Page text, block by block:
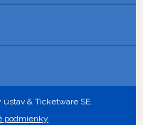
& Ticketware SE.
podmienky